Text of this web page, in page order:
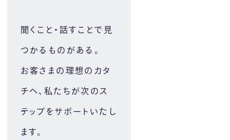
聞くこと・話すことで⾒
つかるものがある。
お客さまの理想のカタ
チへ、私たちが次のス
テップをサポートいたし
ます。